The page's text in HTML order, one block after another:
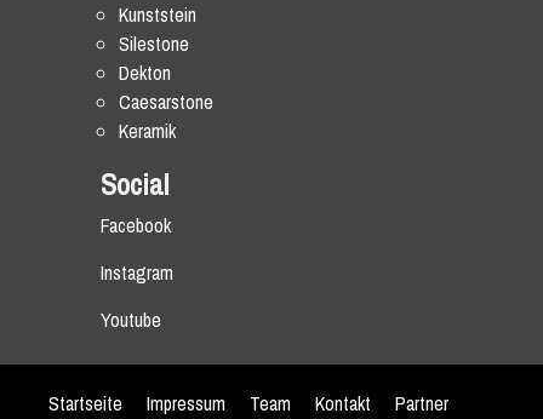
Kunststein
Silestone
Dekton
Caesarstone
Keramik
Social
Facebook
Instagram
Youtube
Startseite Impressum Team Kontakt Partner